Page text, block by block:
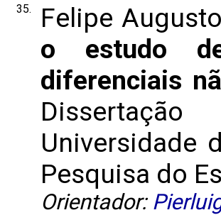
35.
Felipe
o estudo
diferenciais
Universidade
Pesquisa do
Orientador: